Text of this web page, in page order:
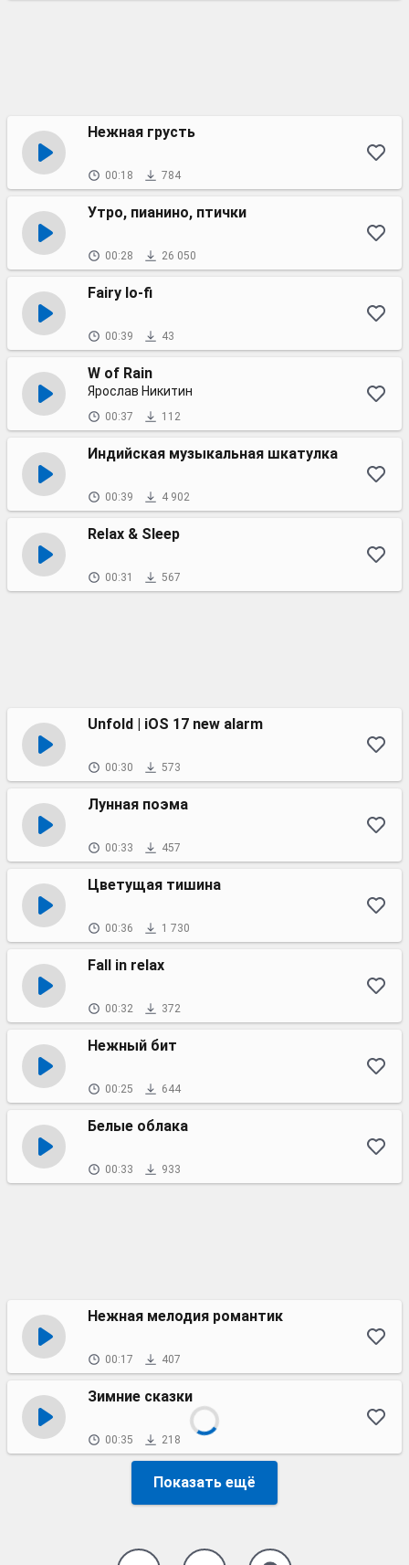
Нежная грусть
00:18 784
Утро, пианино, птички
00:28 26 050
Fairy lo-fi
00:39 43
W of Rain
Ярослав Никитин
00:37 112
Индийская музыкальная шкатулка
00:39 4 902
Relax & Sleep
00:31 567
Unfold | iOS 17 new alarm
00:30 573
Лунная поэма
00:33 457
Цветущая тишина
00:36 1 730
Fall in relax
00:32 372
Нежный бит
00:25 644
Белые облака
00:33 933
Нежная мелодия романтик
00:17 407
Зимние сказки
00:35 218
Показать ещё